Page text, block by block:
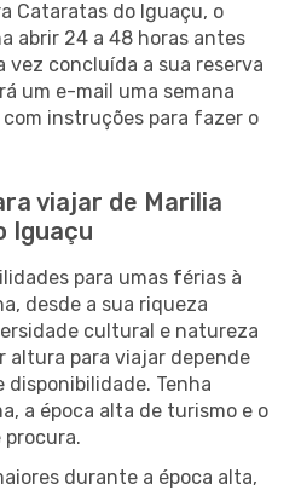
Cataratas do Iguaçu, o
abrir 24 a 48 horas antes
vez concluída a sua reserva
um e-mail uma semana
instruções para fazer o
viajar de Marilia
Iguaçu
para umas férias à
desde a sua riqueza
cultural e natureza
altura para viajar depende
disponibilidade. Tenha
a época alta de turismo e o
procura.
durante a época alta,